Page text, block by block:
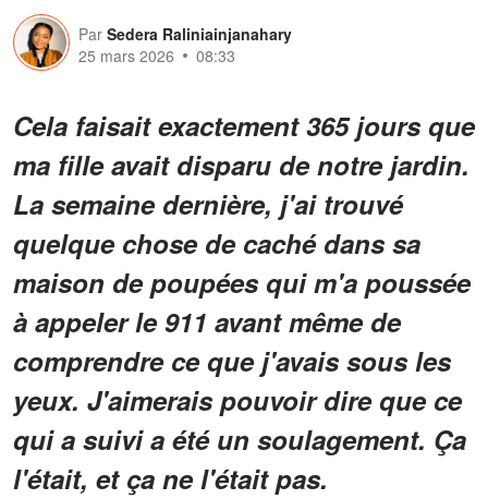
Par Sedera Raliniainjanahary
25 mars 2026
08:33
Cela faisait exactement 365 jours que
ma fille avait disparu de notre jardin.
La semaine dernière, j'ai trouvé
quelque chose de caché dans sa
maison de poupées qui m'a poussée
à appeler le 911 avant même de
comprendre ce que j'avais sous les
yeux. J'aimerais pouvoir dire que ce
qui a suivi a été un soulagement. Ça
l'était, et ça ne l'était pas.